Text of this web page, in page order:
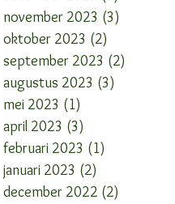
november 2023 (3)
oktober 2023 (2)
september 2023 (2)
augustus 2023 (3)
mei 2023 (1)
april 2023 (3)
februari 2023 (1)
januari 2023 (2)
december 2022 (2)